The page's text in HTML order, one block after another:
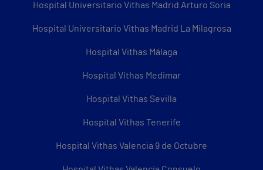
Hospital Universitario Vithas Madrid Arturo Soria
Hospital Universitario Vithas Madrid La Milagrosa
Hospital Vithas Málaga
Hospital Vithas Medimar
Hospital Vithas Sevilla
Hospital Vithas Tenerife
Hospital Vithas Valencia 9 de Octubre